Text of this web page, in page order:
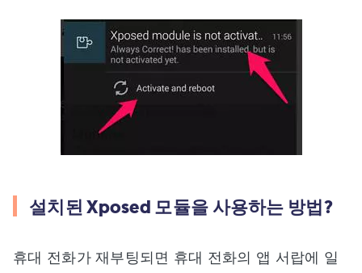
설치된 Xposed 모듈을 사용하는 방법?
휴대 전화가 재부팅되면 휴대 전화의 앱 서랍에 일